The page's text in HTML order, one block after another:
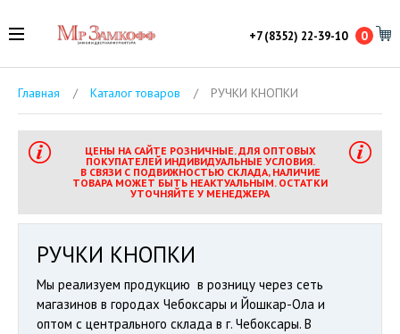
+7 (8352) 22-39-10 0
Главная / Каталог товаров / РУЧКИ КНОПКИ
ЦЕНЫ НА САЙТЕ РОЗНИЧНЫЕ. ДЛЯ ОПТОВЫХ
ПОКУПАТЕЛЕЙ ИНДИВИДУАЛЬНЫЕ УСЛОВИЯ.
В СВЯЗИ С ПОДВИЖНОСТЬЮ СКЛАДА, НАЛИЧИЕ
ТОВАРА МОЖЕТ БЫТЬ НЕАКТУАЛЬНЫМ. ОСТАТКИ
УТОЧНЯЙТЕ У МЕНЕДЖЕРА
РУЧКИ КНОПКИ
Мы реализуем продукцию в розницу через сеть
магазинов в городах Чебоксары и Йошкар-Ола и
оптом с центрального склада в г. Чебоксары. В